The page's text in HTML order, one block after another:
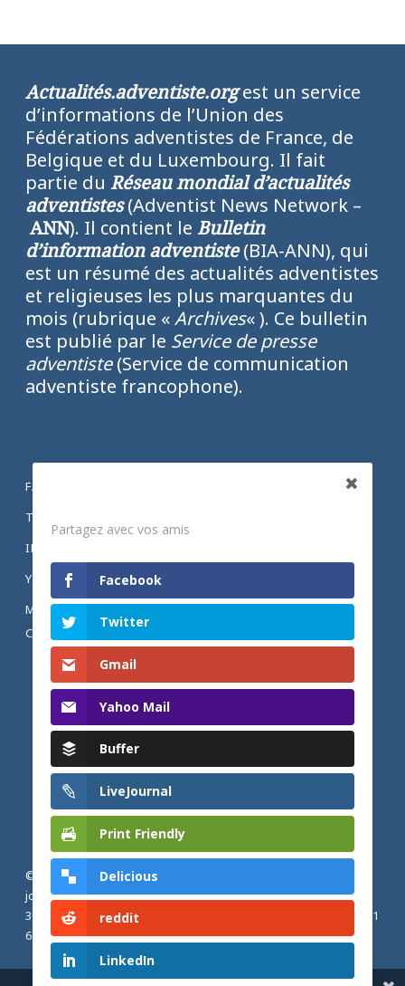
Actualités.adventiste.orgest un service
d’informations de l’Union des
Fédérations adventistes de France, de
Belgique et du Luxembourg. Il fait
partie du Réseau mondial d’actualités
adventistes(Adventist News Network –
ANN). Il contient le Bulletin
d’information adventiste(BIA-ANN), qui
est un résumé des actualités adventistes
et religieuses les plus marquantes du
mois (rubrique «Archives« ). Ce bulletin
est publié par le Service de presse
adventiste(Service de communication
adventiste francophone).
FACEBOOK
TWITTER
INSTAGRAM
YOUTUBE
MENTIONS LÉGALES ET POLITIQUE DE
CONFIDENTIALITÉ
© 2026 Actualités adventistes. Église adventiste du septième
jour de France métropolitaine, de Belgique et du Luxembourg.
30, Avenue Émile Zola, 77190 Dammarie Les Lys, France |
+33 (0) 1
64 79 87 00
Partagez avec vos amis
Facebook
Twitter
Gmail
Yahoo Mail
Buffer
LiveJournal
Print Friendly
Delicious
reddit
LinkedIn